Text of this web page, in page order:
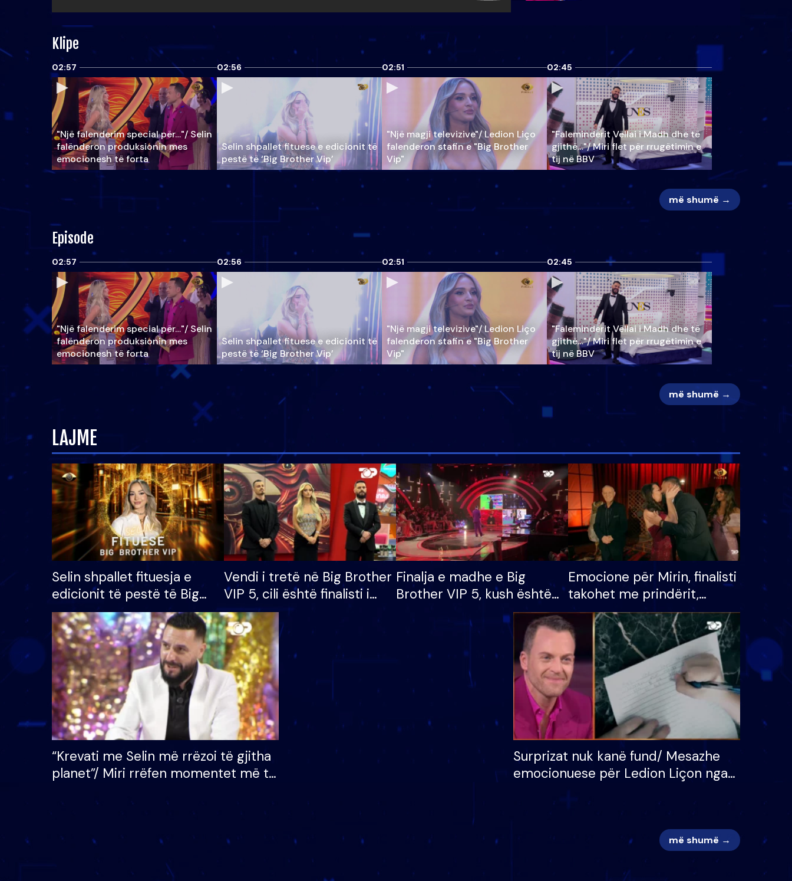
Klipe
02:57
"Një falenderim special për…"/ Selin
falënderon produksionin mes
emocionesh të forta
02:56
Selin shpallet fituese e edicionit të
pestë të ‘Big Brother Vip’
02:51
"Një magji televizive"/ Ledion Liço
falenderon stafin e "Big Brother
Vip"
02:45
"Faleminderit Vëllai i Madh dhe të
gjithë…"/ Miri flet për rrugëtimin e
tij në BBV
më shumë →
Episode
02:57
"Një falenderim special për…"/ Selin
falënderon produksionin mes
emocionesh të forta
02:56
Selin shpallet fituese e edicionit të
pestë të ‘Big Brother Vip’
02:51
"Një magji televizive"/ Ledion Liço
falenderon stafin e "Big Brother
Vip"
02:45
"Faleminderit Vëllai i Madh dhe të
gjithë…"/ Miri flet për rrugëtimin e
tij në BBV
më shumë →
LAJME
Selin shpallet fituesja e
edicionit të pestë të Big
Brother VIP, rrëmben
çmimin e madh prej 100
mijë eurosh
Vendi i tretë në Big Brother
VIP 5, cili është finalisti i
radhës që lë shtëpinë
Finalja e madhe e Big
Brother VIP 5, kush është
banori i parë që lë shtëpinë
dhe humb mundësinë për
të fituar çmimin e madh
Emocione për Mirin, finalisti
takohet me prindërit,
vajzën dhe bashkëshorten:
S’kemi ndonjë letër divorci
apo jo?
“Krevati me Selin më rrëzoi të gjitha
planet”/ Miri rrëfen momentet më të
mungojë zilja e mëngjesit kur…
Surprizat nuk kanë fund/ Mesazhe
emocionuese për Ledion Liçon nga
më shumë →